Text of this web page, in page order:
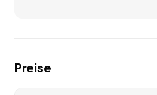
Preise